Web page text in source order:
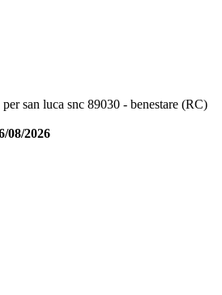
san luca snc 89030 - benestare (RC)
08/2026